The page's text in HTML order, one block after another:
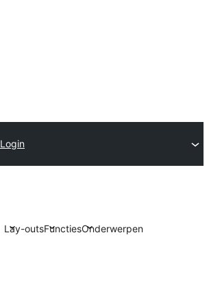
Login
Lay-outsFunctiesOnderwerpen